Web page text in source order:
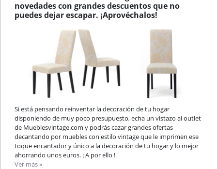
novedades con grandes descuentos que no
puedes dejar escapar. ¡Aprovéchalos!
Si está pensando reinventar la decoración de tu hogar
disponiendo de muy poco presupuesto, echa un vistazo al outlet
de Mueblesvintage.com y podrás cazar grandes ofertas
decantando por muebles con estilo vintage que le imprimen ese
toque encantador y único a la decoración de tu hogar y lo mejor
ahorrando unos euros. ¡ A por ello !
Ver más »